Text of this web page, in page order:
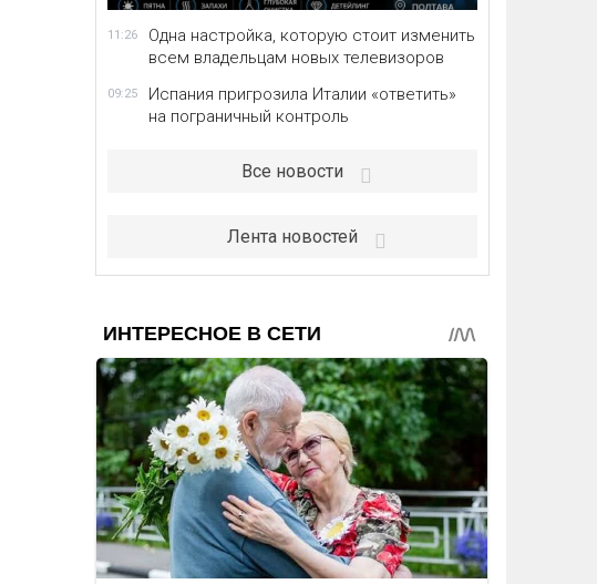
11:26
Одна настройка, которую стоит изменить
всем владельцам новых телевизоров
09:25
Испания пригрозила Италии «ответить»
на пограничный контроль
Все новости
Лента новостей